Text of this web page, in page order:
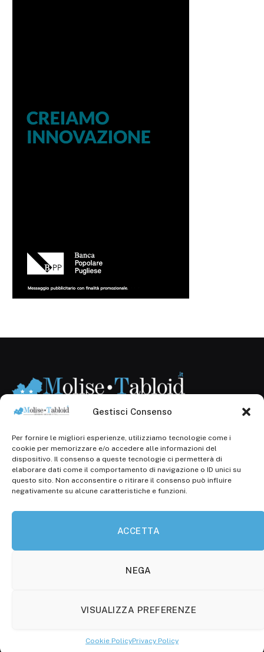
Gestisci Consenso
Per fornire le migliori esperienze, utilizziamo tecnologie come i
cookie per memorizzare e/o accedere alle informazioni del
dispositivo. Il consenso a queste tecnologie ci permetterà di
elaborare dati come il comportamento di navigazione o ID unici su
questo sito. Non acconsentire o ritirare il consenso può influire
negativamente su alcune caratteristiche e funzioni.
ACCETTA
NEGA
VISUALIZZA PREFERENZE
Cookie PolicyPrivacy Policy
Registr. presso il Tribunale di Campobasso: 3/2013 del
14.11.2013, Cron. 1254
Roc: iscrizione n° 25549 (Prot. 1138/com/15 del
30.04.2015)
P.Iva: 01707150700